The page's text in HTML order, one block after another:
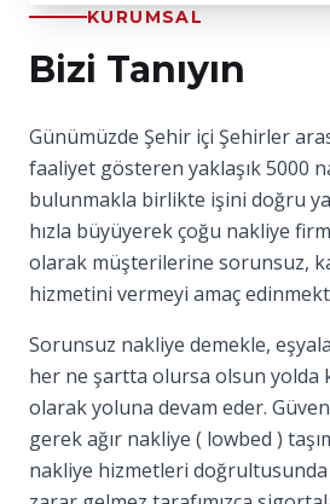
KURUMSAL
Bizi Tanıyın
Günümüzde Şehir içi Şehirler
faaliyet gösteren yaklaşık 5000
bulunmakla birlikte işini doğru
hızla büyüyerek çoğu nakliye
olarak müşterilerine sorunsuz,
hizmetini vermeyi amaç
Sorunsuz nakliye demekle,
her ne şartta olursa olsun yolda
olarak yoluna devam eder.
gerek ağır nakliye ( lowbed )
nakliye hizmetleri doğrultusunda